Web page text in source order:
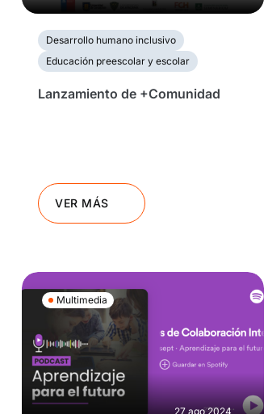
Desarrollo humano inclusivo
Educación preescolar y escolar
Lanzamiento de +Comunidad
VER MÁS
Multimedia
27 ago 2024